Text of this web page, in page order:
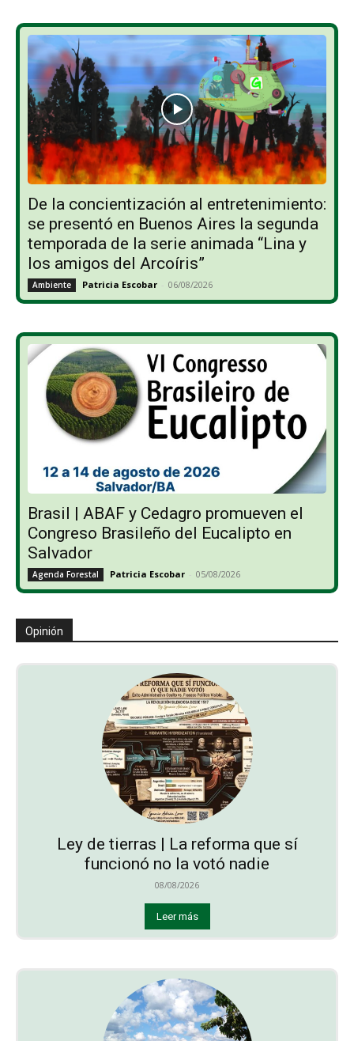
De la concientización al entretenimiento:
se presentó en Buenos Aires la segunda
temporada de la serie animada “Lina y
los amigos del Arcoíris”
Ambiente Patricia Escobar - 06/08/2026
Brasil | ABAF y Cedagro promueven el
Congreso Brasileño del Eucalipto en
Salvador
Agenda Forestal Patricia Escobar - 05/08/2026
Opinión
Ley de tierras | La reforma que sí
funcionó no la votó nadie
08/08/2026
Leer más